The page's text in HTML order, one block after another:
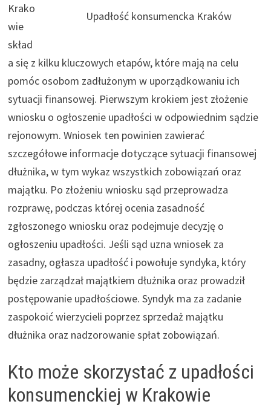
Upadłość konsumencka Kraków
Krako
wie
skład
a się z kilku kluczowych etapów, które mają na celu
pomóc osobom zadłużonym w uporządkowaniu ich
sytuacji finansowej. Pierwszym krokiem jest złożenie
wniosku o ogłoszenie upadłości w odpowiednim sądzie
rejonowym. Wniosek ten powinien zawierać
szczegółowe informacje dotyczące sytuacji finansowej
dłużnika, w tym wykaz wszystkich zobowiązań oraz
majątku. Po złożeniu wniosku sąd przeprowadza
rozprawę, podczas której ocenia zasadność
zgłoszonego wniosku oraz podejmuje decyzję o
ogłoszeniu upadłości. Jeśli sąd uzna wniosek za
zasadny, ogłasza upadłość i powołuje syndyka, który
będzie zarządzał majątkiem dłużnika oraz prowadził
postępowanie upadłościowe. Syndyk ma za zadanie
zaspokoić wierzycieli poprzez sprzedaż majątku
dłużnika oraz nadzorowanie spłat zobowiązań.
Kto może skorzystać z upadłości
konsumenckiej w Krakowie